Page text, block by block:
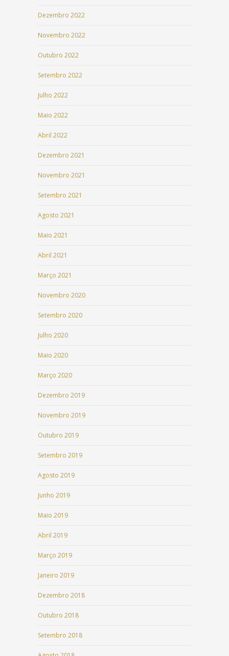
Dezembro 2022
Novembro 2022
Outubro 2022
Setembro 2022
Julho 2022
Maio 2022
Abril 2022
Dezembro 2021
Novembro 2021
Setembro 2021
Agosto 2021
Maio 2021
Abril 2021
Março 2021
Novembro 2020
Setembro 2020
Julho 2020
Maio 2020
Março 2020
Dezembro 2019
Novembro 2019
Outubro 2019
Setembro 2019
Agosto 2019
Junho 2019
Maio 2019
Abril 2019
Março 2019
Janeiro 2019
Dezembro 2018
Outubro 2018
Setembro 2018